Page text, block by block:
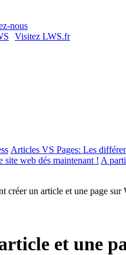
nous
Visitez LWS.fr
Articles VS Pages: Les
site web dés maintenant ! A
créer un article et une page
et une